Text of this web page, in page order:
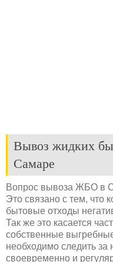
Вывоз жидких
Самаре
Вопрос вывоза ЖБО в
Это связано с тем,
бытовые отходы
Так же это касается
собственные
необходимо следить
своевременно и